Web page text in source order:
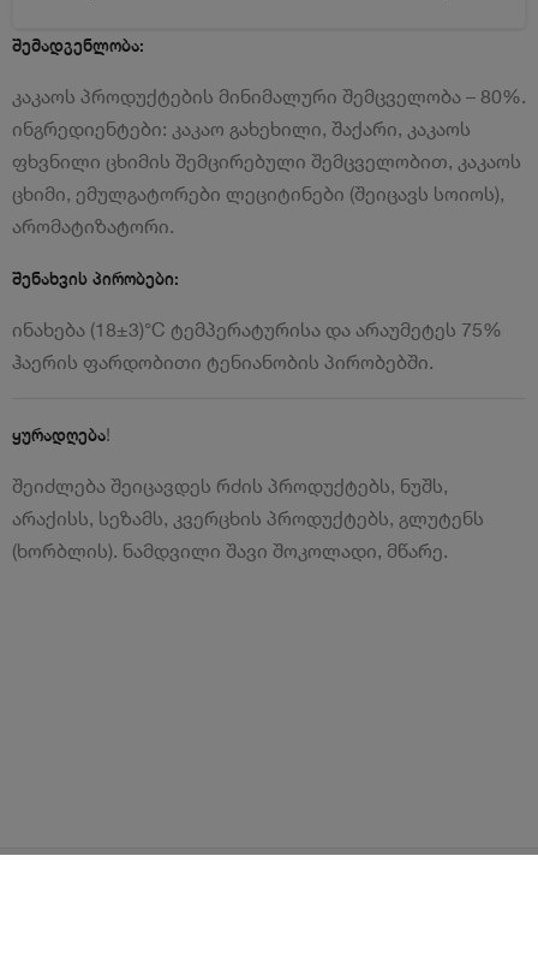
შემადგენლობა:
კაკაოს პროდუქტების მინიმალური შემცველობა – 80%.
ინგრედიენტები: კაკაო გახეხილი, შაქარი, კაკაოს
ფხვნილი ცხიმის შემცირებული შემცველობით, კაკაოს
ცხიმი, ემულგატორები ლეციტინები (შეიცავს სოიოს),
არომატიზატორი.
შენახვის პირობები:
ინახება (18±3)°С ტემპერატურისა და არაუმეტეს 75%
ჰაერის ფარდობითი ტენიანობის პირობებში.
ყურადღება!
შეიძლება შეიცავდეს რძის პროდუქტებს, ნუშს,
არაქისს, სეზამს, კვერცხის პროდუქტებს, გლუტენს
(ხორბლის). ნამდვილი შავი შოკოლადი, მწარე.